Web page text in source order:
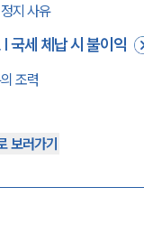
지 사유
국세 체납 시 불이익
조력
보러가기